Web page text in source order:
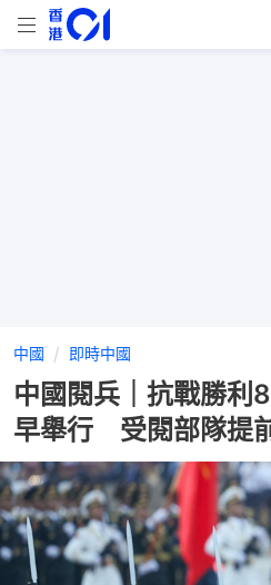
中國 即時中國
中國閱兵｜抗戰勝利
早舉行 受閱部隊提